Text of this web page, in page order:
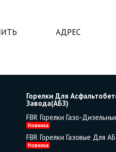
АДРЕС
Горелки Для
Завода(АБЗ)
FBR Горелки Газо-
Новинка
FBR Горелки Газовые Для
Новинка